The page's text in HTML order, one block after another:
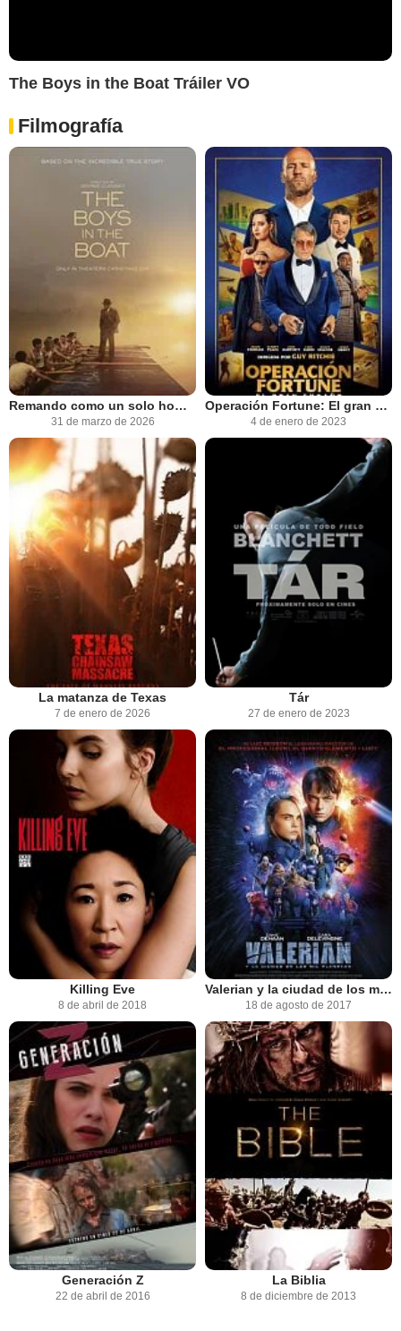
The Boys in the Boat Tráiler VO
Filmografía
Remando como un solo hombre
31 de marzo de 2026
Operación Fortune: El gran engaño
4 de enero de 2023
La matanza de Texas
7 de enero de 2026
Tár
27 de enero de 2023
Killing Eve
8 de abril de 2018
Valerian y la ciudad de los mil planetas
18 de agosto de 2017
Generación Z
22 de abril de 2016
La Biblia
8 de diciembre de 2013